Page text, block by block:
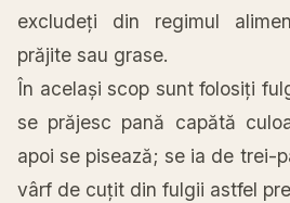
excludeți din regimul
prăjite sau grase.
În același scop suntfolosiți
se prăjesc pană capătă
apoi se pisează; se ia de trei-
vârf de cuțit din fulgii astfel